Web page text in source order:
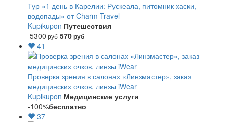
Тур «1 день в Карелии: Рускеала, питомник хаски,
водопады» от Charm Travel
Kupikupon Путешествия
5300 руб 570руб
41
Проверка зрения в салонах «Линзмастер», заказ
медицинских очков, линзы iWear
Kupikupon Медицинские услуги
-100%бесплатно
37